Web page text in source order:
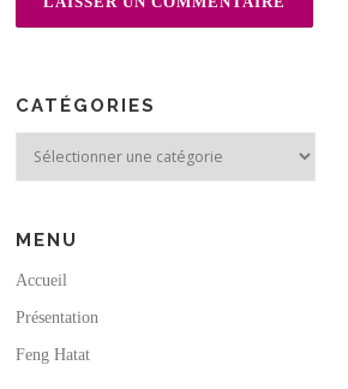
CATÉGORIES
MENU
Accueil
Présentation
Feng Hatat